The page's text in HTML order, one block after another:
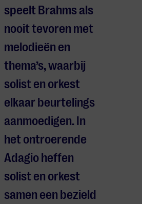
speelt Brahms als
nooit tevoren met
melodieën en
thema’s, waarbij
solist en orkest
elkaar beurtelings
aanmoedigen. In
het ontroerende
Adagio heffen
solist en orkest
samen een bezield